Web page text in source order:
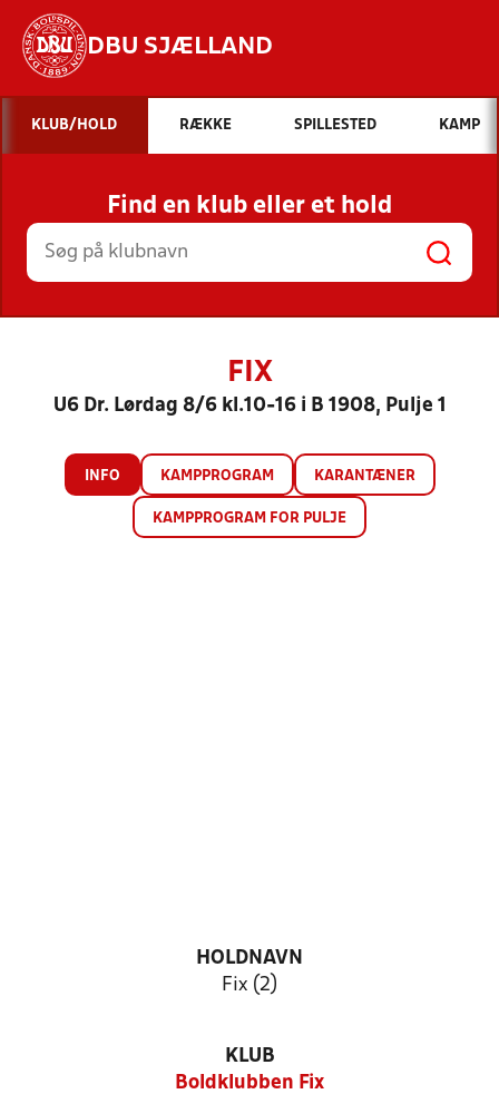
DBU SJÆLLAND
Hvad vil du søge efter?
INDHOLD OG NYHEDER
STILLINGER, RESULTATER, KLUBBER OG
HOLD
KLUB/HOLD RÆKKE SPILLESTED KAMP
Find en klub eller et hold
FIX
U6 Dr. Lørdag 8/6 kl.10-16 i B 1908, Pulje 1
INFO KAMPPROGRAM KARANTÆNER
KAMPPROGRAM FOR PULJE
HOLDNAVN
Fix (2)
KLUB
Boldklubben Fix